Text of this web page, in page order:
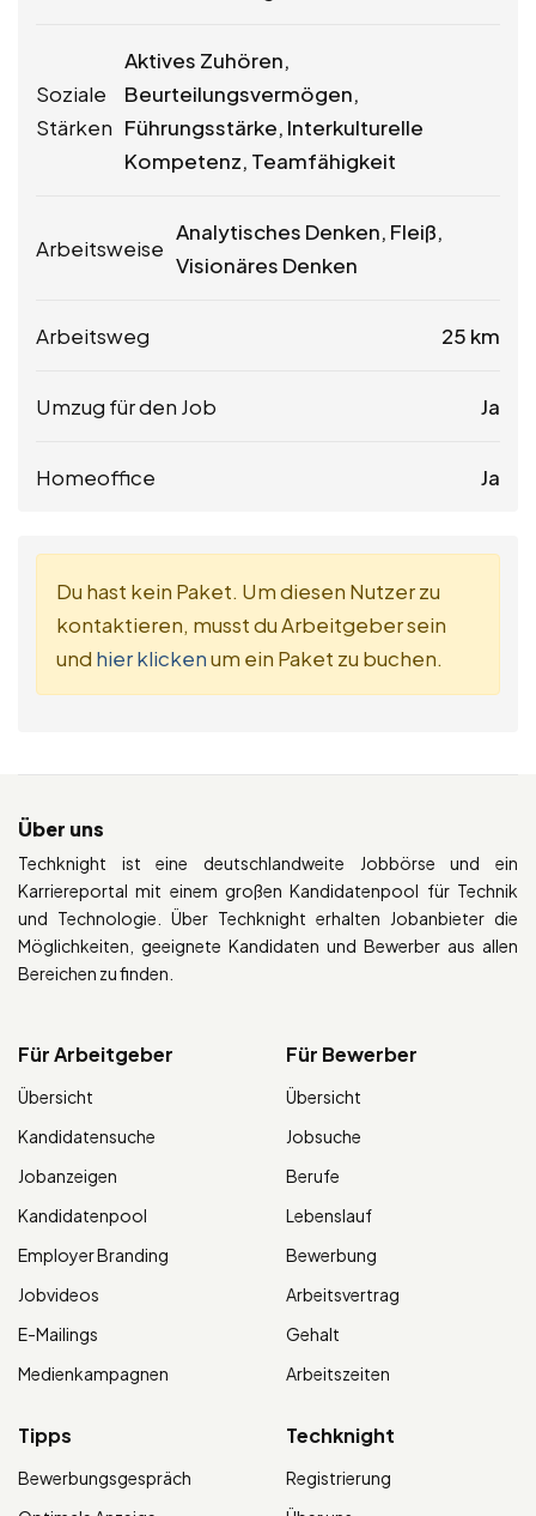
Soziale
Stärken
Aktives Zuhören,
Beurteilungsvermögen,
Führungsstärke, Interkulturelle
Kompetenz, Teamfähigkeit
Arbeitsweise
Analytisches Denken, Fleiß,
Visionäres Denken
Arbeitsweg 25 km
Umzug für den Job Ja
Homeoffice Ja
Du hast kein Paket. Um diesen Nutzer zu
kontaktieren, musst du Arbeitgeber sein
und hier klickenum ein Paket zu buchen.
Über uns
Techknight ist eine deutschlandweite Jobbörse und ein
Karriereportal mit einem großen Kandidatenpool für Technik
und Technologie. Über Techknight erhalten Jobanbieter die
Möglichkeiten, geeignete Kandidaten und Bewerber aus allen
Bereichen zu finden.
Für Arbeitgeber
Übersicht
Kandidatensuche
Jobanzeigen
Kandidatenpool
Employer Branding
Jobvideos
E-Mailings
Medienkampagnen
Für Bewerber
Übersicht
Jobsuche
Berufe
Lebenslauf
Bewerbung
Arbeitsvertrag
Gehalt
Arbeitszeiten
Tipps
Bewerbungsgespräch
Techknight
Registrierung